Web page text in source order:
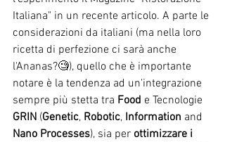
Italiana" in un recente articolo. A parte le
considerazioni da italiani (ma nella loro
ricetta di perfezione ci sarà anche
l'Ananas?🧐), quello che è importante
notare è la tendenza ad un'integrazione
sempre più stetta tra Food e Tecnologie
GRIN (Genetic, Robotic, Information and
Nano Processes), sia per ottimizzare i